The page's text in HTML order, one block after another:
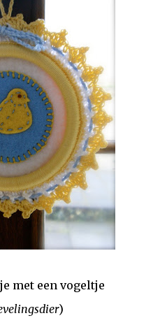
met een vogeltje
)